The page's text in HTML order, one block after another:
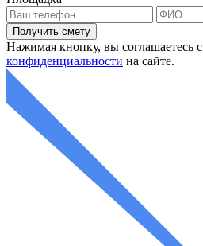
Нажимая кнопку, вы соглашаетесь с
конфиденциальности на сайте.